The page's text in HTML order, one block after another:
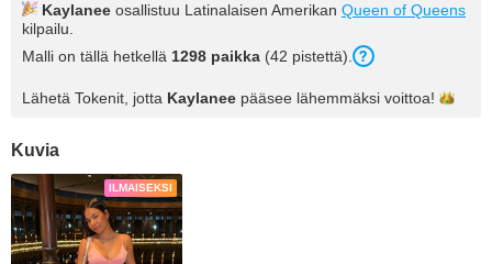
Kaylanee osallistuu Latinalaisen Amerikan Queen of Queens
kilpailu.
Malli on tällä hetkellä 1298 paikka (42 pistettä).
Lähetä Tokenit, jotta Kaylanee pääsee lähemmäksi voittoa!
Kuvia
ILMAISEKSI